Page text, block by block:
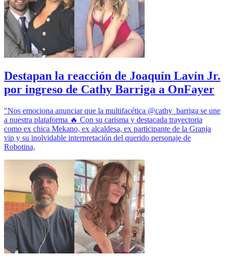
Destapan la reacción de Joaquín Lavín Jr.
por ingreso de Cathy Barriga a OnFayer
"Nos emociona anunciar que la multifacética @cathy_barriga se une
a nuestra plataforma 🔥 Con su carisma y destacada trayectoria
como ex chica Mekano, ex alcaldesa, ex participante de la Granja
vip y su inolvidable interpretación del querido personaje de
Robotina,